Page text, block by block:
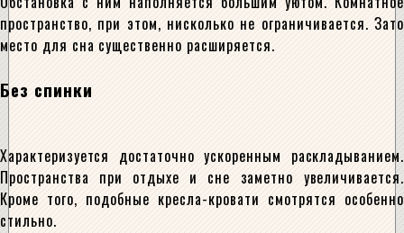
пространство, при этом, нисколько не ограничивается. Зато
место для сна существенно расширяется.
Без спинки
Характеризуется достаточно ускоренным раскладыванием.
Пространства при отдыхе и сне заметно увеличивается.
Кроме того, подобные кресла-кровати смотрятся особенно
стильно.